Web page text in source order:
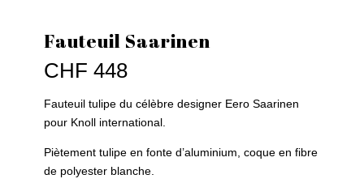
Fauteuil Saarinen
CHF 448
Fauteuil tulipe du célèbre designer Eero Saarinen
pour Knoll international.
Piètement tulipe en fonte d’aluminium, coque en fibre
de polyester blanche.